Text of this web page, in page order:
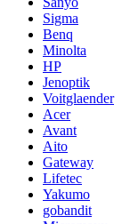
Sigma
Benq
Minolta
HP
Jenoptik
Voitglaender
Acer
Avant
Aito
Gateway
Lifetec
Yakumo
gobandit